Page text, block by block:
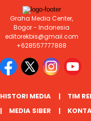
Graha Media Center,
Bogor - Indonesia
editorekbis@gmail.com
+628557777888
HISTORI MEDIA
TIM
MEDIA SIBER